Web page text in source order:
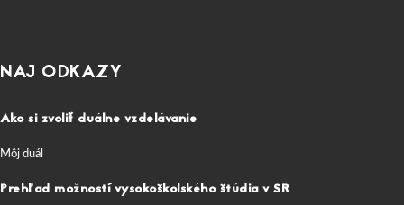
NAJ ODKAZY
Ako si zvoliť duálne vzdelávanie
Môj duál
Prehľad možností vysokoškolského štúdia v SR